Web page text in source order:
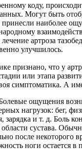
коду,
Могут быть
наиболее
артроза
улучшилось.
признано, что у
или этапа
симптоматика. А
ощущения
нагрузок: бег,
зарядка и т. д. Боль
сустава.
после некоторого
ноги остается в